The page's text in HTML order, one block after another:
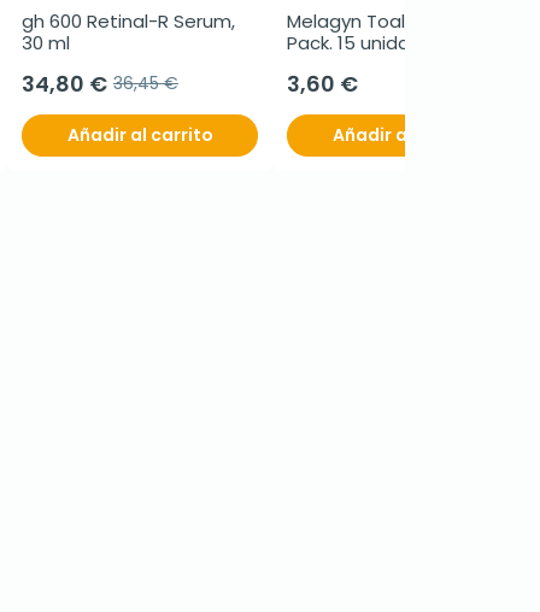
gh 600 Retinal-R Serum,
30 ml
34,80 € 36,45 €
Añadir al carrito
Melagyn Toallitas Flow
Pack. 15 unidades
3,60 €
Añadir al carrito